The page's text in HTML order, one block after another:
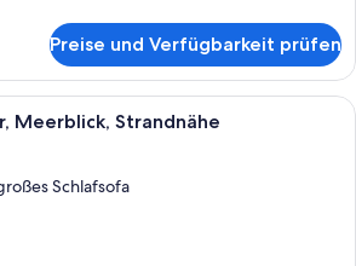
Preise und Verfügbarkeit prüfen
Ein Zimmer mit Backsteinwand,
Meerblick, Strandnähe
Schlafsofa